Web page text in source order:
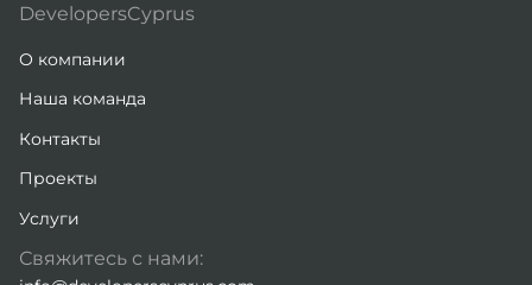
DevelopersCyprus
О компании
Наша команда
Контакты
Проекты
Услуги
Свяжитесь с нами: